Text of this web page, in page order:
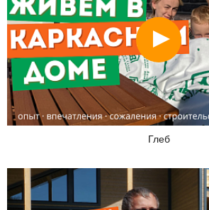
Смотреть
Глеб